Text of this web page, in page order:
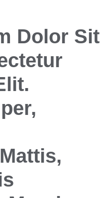
Dolor Sit